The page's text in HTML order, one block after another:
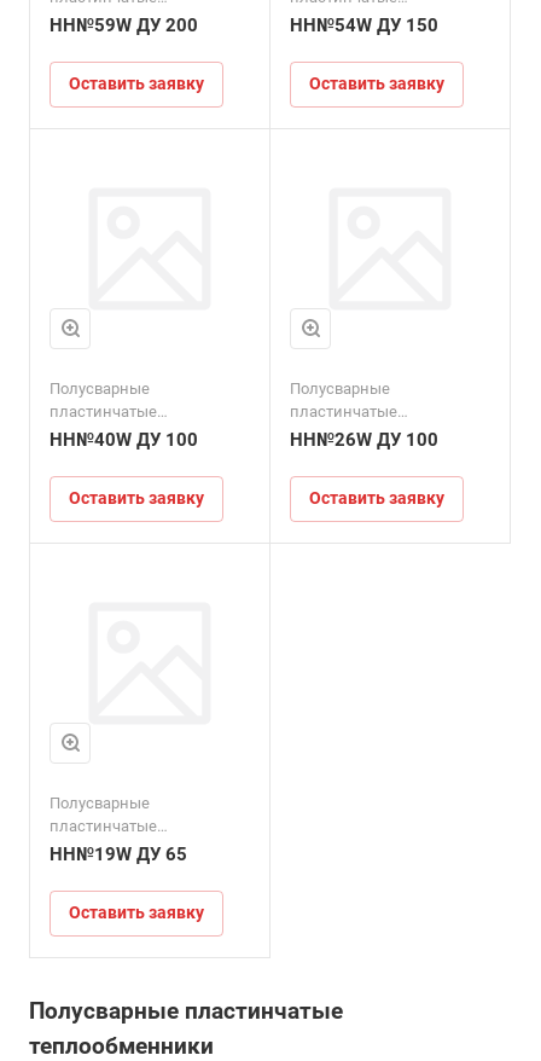
теплообменники
HH№59W ДУ 200
Оставить заявку
теплообменники
HH№54W ДУ 150
Оставить заявку
Полусварные
пластинчатые
теплообменники
HH№40W ДУ 100
Оставить заявку
Полусварные
пластинчатые
теплообменники
HH№26W ДУ 100
Оставить заявку
Полусварные
пластинчатые
теплообменники
НН№19W ДУ 65
Оставить заявку
Полусварные пластинчатые
теплообменники